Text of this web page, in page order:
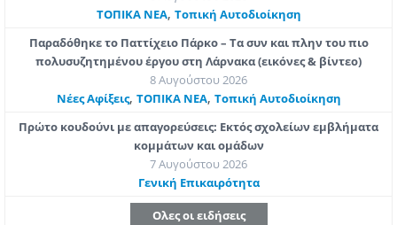
ΤΟΠΙΚΑ ΝΕΑ, Τοπική Αυτοδιοίκηση
Παραδόθηκε το Παττίχειο Πάρκο – Τα συν και πλην του πιο
πολυσυζητημένου έργου στη Λάρνακα (εικόνες & βίντεο)
8 Αυγούστου 2026
Νέες Αφίξεις, ΤΟΠΙΚΑ ΝΕΑ, Τοπική Αυτοδιοίκηση
Πρώτο κουδούνι με απαγορεύσεις: Εκτός σχολείων εμβλήματα
κομμάτων και ομάδων
7 Αυγούστου 2026
Γενική Επικαιρότητα
Ολες οι ειδήσεις